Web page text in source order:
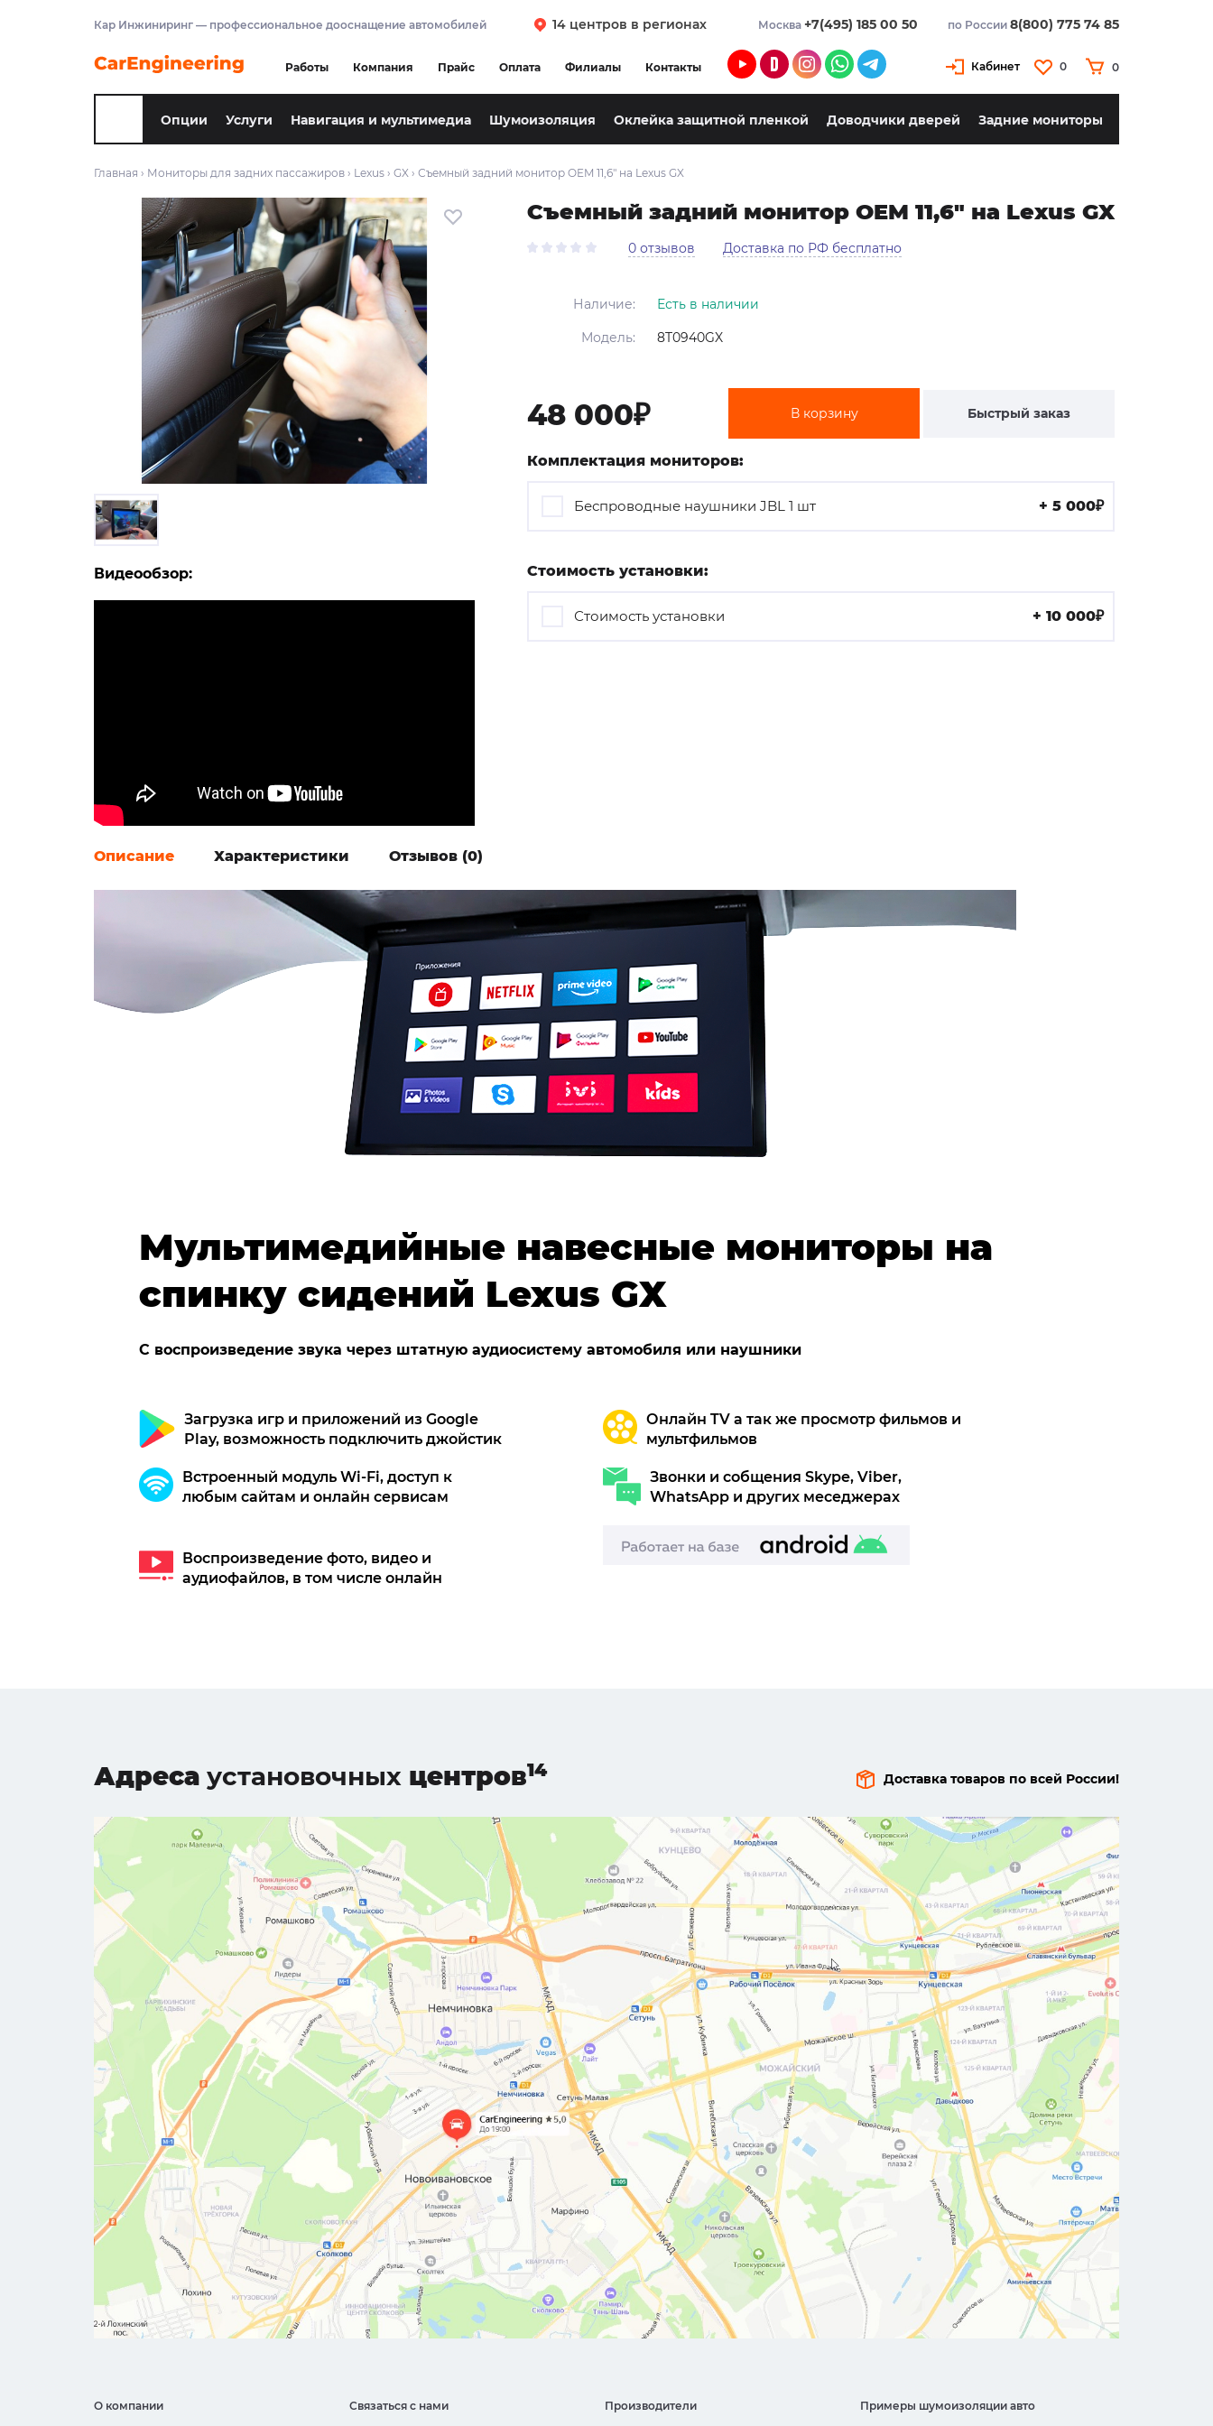
Кар Инжиниринг — профессиональное дооснащение автомобилей 14 центров в регионах Москва +7(495) 185 00 50 по России 8(800) 775 74 85
Работы Компания Прайс Оплата Филиалы Контакты Кабинет 0 0
Опции Услуги Навигация и мультимедиа Шумоизоляция Оклейка защитной пленкой Доводчики дверей Задние мониторы
Главная › Мониторы для задних пассажиров › Lexus › GX › Съемный задний монитор OEM 11,6" на Lexus GX
Видеообзор:
Съемный задний монитор OEM 11,6" на Lexus GX
0 отзывов Доставка по РФ бесплатно
Наличие: Есть в наличии
Модель: 8T0940GX
48 000₽ В корзину Быстрый заказ
Комплектация мониторов:
Беспроводные наушники JBL 1 шт + 5 000₽
Стоимость установки:
Стоимость установки + 10 000₽
Описание Характеристики Отзывов (0)
Мультимедийные навесные мониторы на
спинку сидений Lexus GX
С воспроизведение звука через штатную аудиосистему автомобиля или наушники
Загрузка игр и приложений из Google
Play, возможность подключить джойстик
Онлайн TV а так же просмотр фильмов и
мультфильмов
Встроенный модуль Wi-Fi, доступ к
любым сайтам и онлайн сервисам
Звонки и собщения Skype, Viber,
WhatsApp и других меседжерах
Воспроизведение фото, видео и
аудиофайлов, в том числе онлайн
Адреса установочных центров Доставка товаров по всей России!
О компании Связаться с нами Производители Примеры шумоизоляции авто